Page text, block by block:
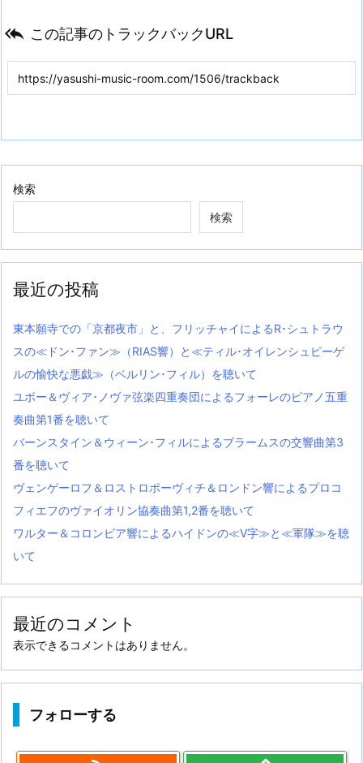
 この記事のトラックバックURL
検索
検索
最近の投稿
東本願寺での「京都夜市」と、フリッチャイによるR･シュトラウ
スの≪ドン･ファン≫（RIAS響）と≪ティル･オイレンシュピーゲ
ルの愉快な悪戯≫（ベルリン･フィル）を聴いて
ユボー＆ヴィア･ノヴァ弦楽四重奏団によるフォーレのピアノ五重
奏曲第1番を聴いて
バーンスタイン＆ウィーン･フィルによるブラームスの交響曲第3
番を聴いて
ヴェンゲーロフ＆ロストロポーヴィチ＆ロンドン響によるプロコ
フィエフのヴァイオリン協奏曲第1,2番を聴いて
ワルター＆コロンビア響によるハイドンの≪V字≫と≪軍隊≫を聴
いて
最近のコメント
表示できるコメントはありません。
フォローする